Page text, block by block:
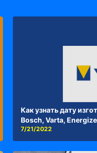
Как узнать дату
Bosch, Varta,
7/21/2022